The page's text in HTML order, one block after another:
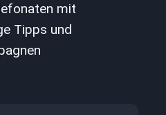
mit
Tipps und